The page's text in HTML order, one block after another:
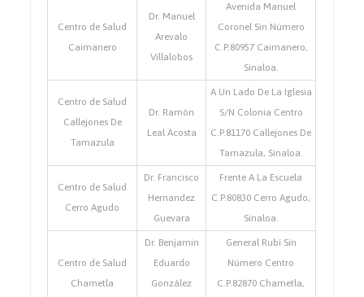
Centro de Salud
Caimanero
Dr. Manuel
Arevalo
Villalobos
Avenida Manuel
Coronel Sin Número
C.P.80957 Caimanero,
Sinaloa.
Centro de Salud
Callejones De
Tamazula
Dr. Ramón
Leal Acosta
A Un Lado De La Iglesia
S/N Colonia Centro
C.P.81170 Callejones De
Tamazula, Sinaloa.
Centro de Salud
Cerro Agudo
Dr. Francisco
Hernandez
Guevara
Frente A La Escuela
C.P.80830 Cerro Agudo,
Sinaloa.
Centro de Salud
Chametla
Dr. Benjamin
Eduardo
González
General Rubí Sin
Número Centro
C.P.82870 Chametla,